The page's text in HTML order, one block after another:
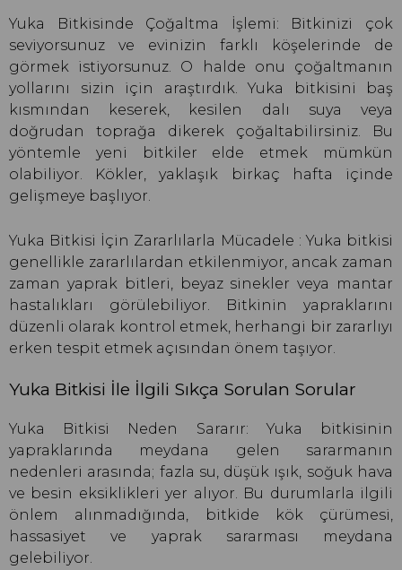
Yuka Bitkisinde Çoğaltma İşlemi: Bitkinizi çok
seviyorsunuz ve evinizin farklı köşelerinde de
görmek istiyorsunuz. O halde onu çoğaltmanın
yollarını sizin için araştırdık. Yuka bitkisini baş
kısmından keserek, kesilen dalı suya veya
doğrudan toprağa dikerek çoğaltabilirsiniz. Bu
yöntemle yeni bitkiler elde etmek mümkün
olabiliyor. Kökler, yaklaşık birkaç hafta içinde
gelişmeye başlıyor.
Yuka Bitkisi İçin Zararlılarla Mücadele : Yuka bitkisi
genellikle zararlılardan etkilenmiyor, ancak zaman
zaman yaprak bitleri, beyaz sinekler veya mantar
hastalıkları görülebiliyor. Bitkinin yapraklarını
düzenli olarak kontrol etmek, herhangi bir zararlıyı
erken tespit etmek açısından önem taşıyor.
Yuka Bitkisi İle İlgili Sıkça Sorulan Sorular
Yuka Bitkisi Neden Sararır: Yuka bitkisinin
yapraklarında meydana gelen sararmanın
nedenleri arasında; fazla su, düşük ışık, soğuk hava
ve besin eksiklikleri yer alıyor. Bu durumlarla ilgili
önlem alınmadığında, bitkide kök çürümesi,
hassasiyet ve yaprak sararması meydana
gelebiliyor.